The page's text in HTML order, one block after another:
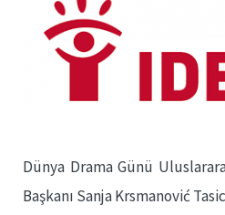
Dünya Drama Günü
Başkanı Sanja Krsmanović